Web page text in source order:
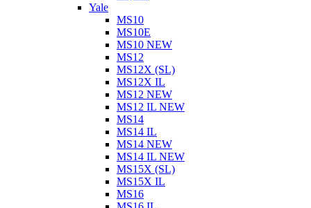
Yale
MS10
MS10E
MS10 NEW
MS12
MS12X (SL)
MS12X IL
MS12 NEW
MS12 IL NEW
MS14
MS14 IL
MS14 NEW
MS14 IL NEW
MS15X (SL)
MS15X IL
MS16